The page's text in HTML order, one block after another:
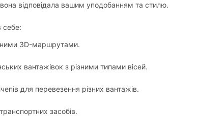
відповідала вашим уподобанням та стилю.
себе:
3D-маршрутами.
вантажівок з різними типами вісей.
для перевезення різних вантажів.
засобів.